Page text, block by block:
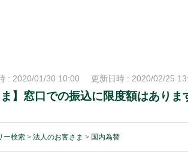
: 2020/01/30 10:00 更新日時 : 2020/02/25
ま】窓口での振込に限度額はありま
ー検索 > 法人のお客さま > 国内為替